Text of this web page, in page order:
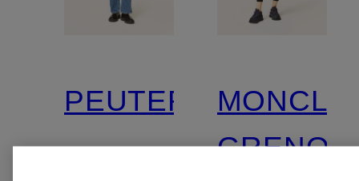
PEUTEREY